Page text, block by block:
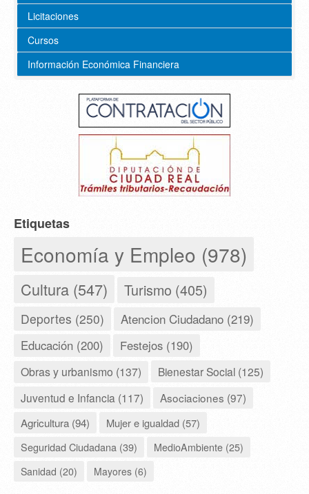
Licitaciones
Cursos
Información Económica Financiera
Etiquetas
Economía y Empleo (978)
Cultura (547) Turismo (405)
Deportes (250) Atencion Ciudadano (219)
Educación (200) Festejos (190)
Obras y urbanismo (137)
Bienestar Social (125)
Juventud e Infancia (117)
Asociaciones (97)
Agricultura (94)
Mujer e igualdad (57)
Seguridad Ciudadana (39)
MedioAmbiente (25)
Sanidad (20)
Mayores (6)